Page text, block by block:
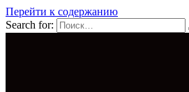
Перейти к содержанию
Search for: